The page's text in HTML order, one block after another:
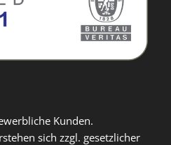
Kunden.
sich zzgl. gesetzlicher